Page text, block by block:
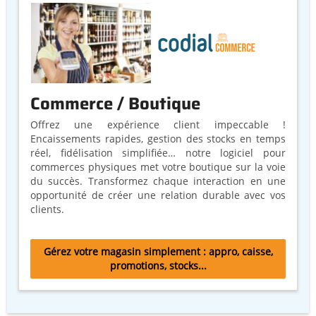
Commerce / Boutique
Offrez une expérience client impeccable !
Encaissements rapides, gestion des stocks en temps
réel, fidélisation simplifiée… notre logiciel pour
commerces physiques met votre boutique sur la voie
du succès. Transformez chaque interaction en une
opportunité de créer une relation durable avec vos
clients.
Gérez votre magasin simplement : appro, caisse,
promotions, stocks...